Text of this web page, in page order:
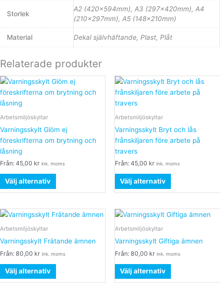
Storlek
A2 (420x594mm), A3 (297x420mm), A4
(210x297mm), A5 (148x210mm)
Material Dekal självhäftande, Plast, Plåt
Relaterade produkter
Arbetsmiljöskyltar
Varningsskylt Glöm ej
föreskrifterna om brytning och
låsning
Från: 45,00 kr ink. moms
Välj alternativ
Den
här
varianter.
De
alternativen
väljas
produktsidan
Arbetsmiljöskyltar
Varningsskylt Bryt och lås
frånskiljaren före arbete på
travers
Från: 45,00 kr ink. moms
Välj alternativ
Den
här
varianter.
De
alternativen
väljas
produktsidan
Arbetsmiljöskyltar
Varningsskylt Frätande ämnen
Från: 80,00 kr ink. moms
Välj alternativ
Den
har
flera
De
Arbetsmiljöskyltar
Varningsskylt Giftiga ämnen
Från: 80,00 kr ink. moms
Välj alternativ
Den
har
flera
De